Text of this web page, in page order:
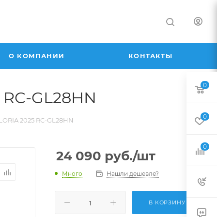
О КОМПАНИИ КОНТАКТЫ
GL28HN
2025 RC-GL28HN
24 090 руб./шт
Много Нашли дешевле?
В КОРЗИНУ
0
0
0